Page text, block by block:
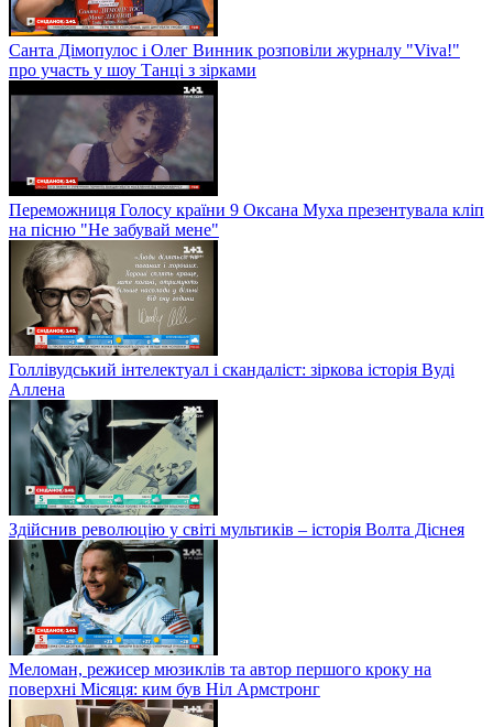
Санта Дімопулос і Олег Винник розповіли журналу "Viva!"
про участь у шоу Танці з зірками
Переможниця Голосу країни 9 Оксана Муха презентувала кліп
на пісню "Не забувай мене"
Голлівудський інтелектуал і скандаліст: зіркова історія Вуді
Аллена
Здійснив революцію у світі мультиків – історія Волта Діснея
Меломан, режисер мюзиклів та автор першого кроку на
поверхні Місяця: ким був Ніл Армстронг